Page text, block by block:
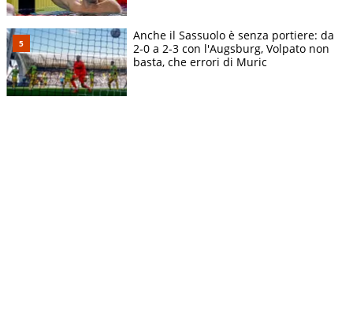
Anche il Sassuolo è senza portiere: da
2-0 a 2-3 con l'Augsburg, Volpato non
basta, che errori di Muric